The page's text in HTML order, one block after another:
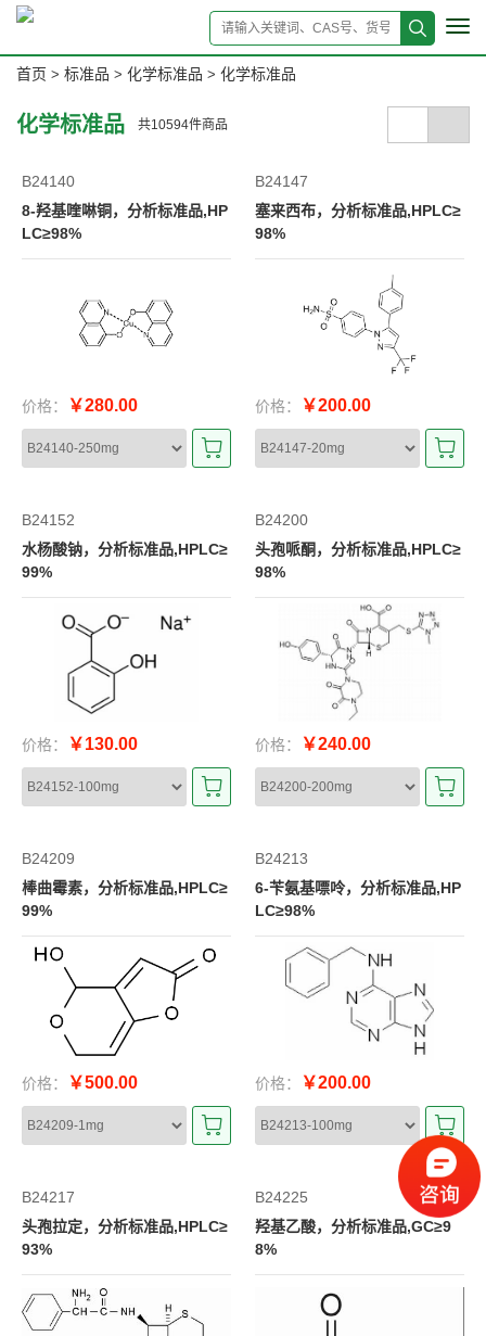
首页 > 标准品 > 化学标准品 > 化学标准品
化学标准品 共10594件商品
B24140
8-羟基喹啉铜，分析标准品,HP
LC≥98%
价格： ￥280.00
B24147
塞来西布，分析标准品,HPLC≥
98%
价格： ￥200.00
B24152
水杨酸钠，分析标准品,HPLC≥
99%
价格： ￥130.00
B24200
头孢哌酮，分析标准品,HPLC≥
98%
价格： ￥240.00
B24209
棒曲霉素，分析标准品,HPLC≥
99%
价格： ￥500.00
B24213
6-苄氨基嘌呤，分析标准品,HP
LC≥98%
价格： ￥200.00
B24217
头孢拉定，分析标准品,HPLC≥
93%
B24225
羟基乙酸，分析标准品,GC≥9
8%